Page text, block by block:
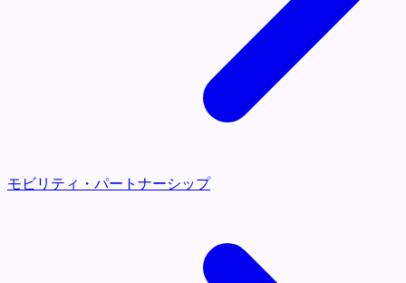
モビリティ・パートナーシップ